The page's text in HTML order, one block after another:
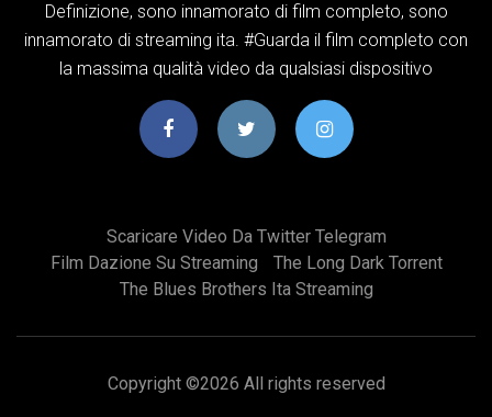
Definizione, sono innamorato di film completo, sono
innamorato di streaming ita. #Guarda il film completo con
la massima qualità video da qualsiasi dispositivo
Scaricare Video Da Twitter Telegram
Film Dazione Su Streaming
The Long Dark Torrent
The Blues Brothers Ita Streaming
Copyright ©2026 All rights reserved